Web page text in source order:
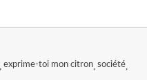
exprime-toi mon citron société